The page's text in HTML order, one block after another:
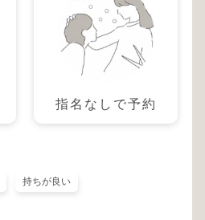
指名なしで予約
持ちが良い